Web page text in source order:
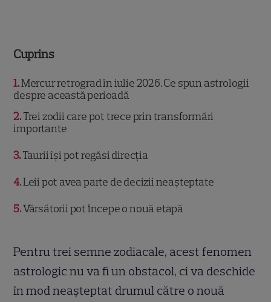
Cuprins
1 Mercur retrograd în iulie 2026. Ce spun astrologii
despre această perioadă
2 Trei zodii care pot trece prin transformări
importante
3 Taurii își pot regăsi direcția
4 Leii pot avea parte de decizii neașteptate
5 Vărsătorii pot începe o nouă etapă
Pentru trei semne zodiacale, acest fenomen
astrologic nu va fi un obstacol, ci va deschide
în mod neașteptat drumul către o nouă